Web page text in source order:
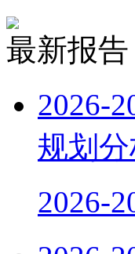
最新报告
2026-
规划
2026-